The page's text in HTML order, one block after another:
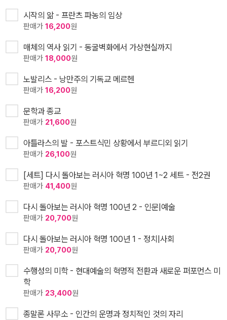
시작의 앎 - 프란츠 파농의 임상
판매가 16,200원
매체의 역사 읽기 - 동굴벽화에서 가상현실까지
판매가 18,000원
노발리스 - 낭만주의 기독교 메르헨
판매가 16,200원
문학과 종교
판매가 21,600원
아틀라스의 발 - 포스트식민 상황에서 부르디외 읽기
판매가 26,100원
[세트] 다시 돌아보는 러시아 혁명 100년 1~2 세트 - 전2권
판매가 41,400원
다시 돌아보는 러시아 혁명 100년 2 - 인문|예술
판매가 20,700원
다시 돌아보는 러시아 혁명 100년 1 - 정치|사회
판매가 20,700원
수행성의 미학 - 현대예술의 혁명적 전환과 새로운 퍼포먼스 미
학
판매가 23,400원
종말론 사무소 - 인간의 운명과 정치적인 것의 자리